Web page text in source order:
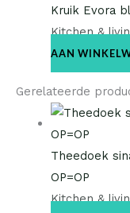
Kruik Evora
Kitchen &
AAN
Gerelateerde
Theedoek
OP=OP
Kitchen &